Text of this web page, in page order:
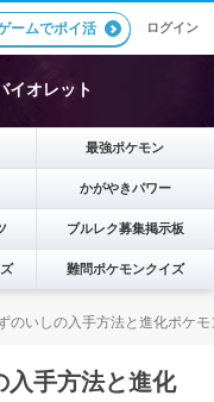
ームでポイ活 ログイン
イオレット
最強ポケモン
かがやきパワー
ブルレク募集掲示板
難問ポケモンクイズ
のいしの入手方法と進化ポケモ
入手方法と進化